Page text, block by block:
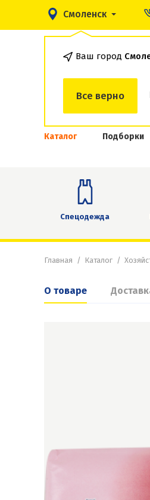
Смоленск
Ваш город
Все верно
Каталог Подборки
Спецодежда
Главная Каталог
О товаре